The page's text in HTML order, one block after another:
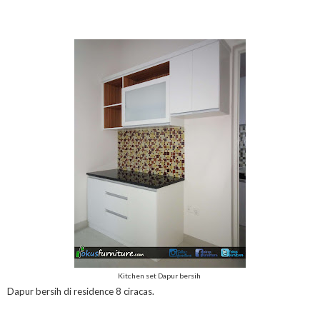
Kitchen set Dapur bersih
Dapur bersih di residence 8 ciracas.